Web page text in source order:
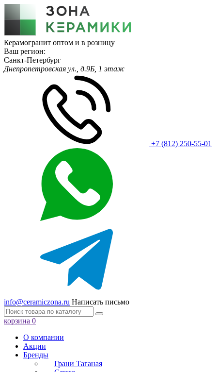
Керамогранит оптом и в розницу
Ваш регион:
Санкт-Петербург
Днепропетровская ул., д.9Б, 1 этаж
+7 (812) 250-55-01
info@ceramiczona.ru Написать письмо
корзина 0
О компании
Акции
Бренды
Грани Таганая